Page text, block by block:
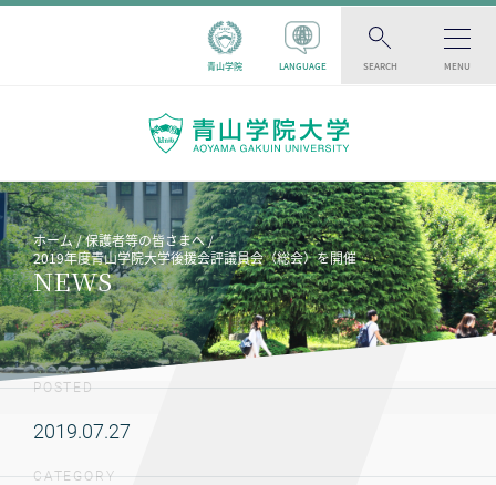
青山学院 LANGUAGE SEARCH MENU
ホーム
保護者等の皆さまへ
2019年度青山学院大学後援会評議員会（総会）を開催
NEWS
POSTED
2019.07.27
CATEGORY